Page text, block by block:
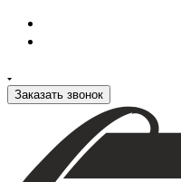
Заказать звонок